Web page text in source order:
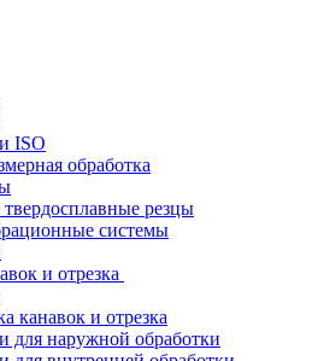
ISO
обработка
резцы
системы
и отрезка
канавок и отрезка
для наружной обработки